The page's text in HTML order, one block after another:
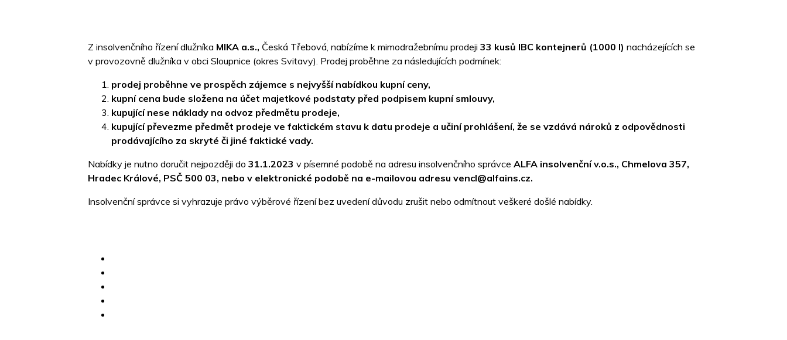
Z insolvenčního řízení dlužníka MIKA a.s., Česká Třebová, nabízíme k mimodražebnímu prodeji 33 kusů IBC kontejnerů (1000 l) nacházejících se
v provozovně dlužníka v obci Sloupnice (okres Svitavy). Prodej proběhne za následujících podmínek:
prodej proběhne ve prospěch zájemce s nejvyšší nabídkou kupní ceny,
kupní cena bude složena na účet majetkové podstaty před podpisem kupní smlouvy,
kupující nese náklady na odvoz předmětu prodeje,
kupující převezme předmět prodeje ve faktickém stavu k datu prodeje a učiní prohlášení, že se vzdává nároků z odpovědnosti
prodávajícího za skryté či jiné faktické vady.
Nabídky je nutno doručit nejpozději do 31.1.2023 v písemné podobě na adresu insolvenčního správce ALFA insolvenční v.o.s., Chmelova 357,
Hradec Králové, PSČ 500 03, nebo v elektronické podobě na e-mailovou adresu vencl@alfains.cz.
Insolvenční správce si vyhrazuje právo výběrové řízení bez uvedení důvodu zrušit nebo odmítnout veškeré došlé nabídky.